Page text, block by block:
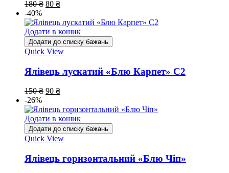
180₴ 80 ₴
-40%
Додати в кошик
Додати до списку бажань
Quick View
Ялівець лускатий «Блю Карпет» С2
150₴ 90 ₴
-26%
Додати в кошик
Додати до списку бажань
Quick View
Ялівець горизонтальний «Блю Чіп»